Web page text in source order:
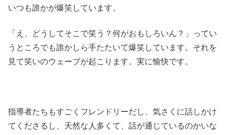
いつも誰かが爆笑しています。
「え、どうしてそこで笑う？何がおもしろいん？」ってい
うところでも誰かしら手たたいて爆笑しています。それを
見て笑いのウェーブが起こります。実に愉快です。
指導者たちもすごくフレンドリーだし、気さくに話しかけ
てくださるし、天然な人多くて、話が通じているのかいな